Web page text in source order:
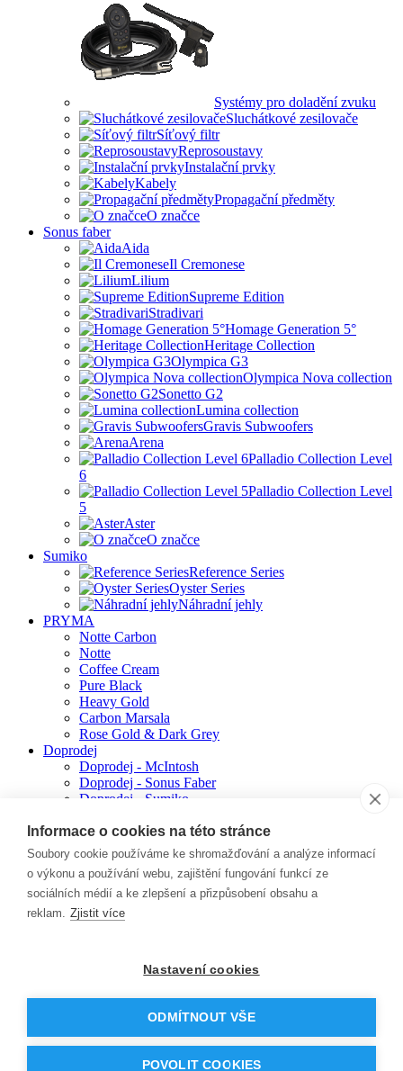
Systémy pro doladění zvuku
Sluchátkové zesilovače
Síťový filtr
Reprosoustavy
Instalační prvky
Kabely
Propagační předměty
O značce
Sonus faber
Aida
Il Cremonese
Lilium
Supreme Edition
Stradivari
Homage Generation 5°
Heritage Collection
Olympica G3
Olympica Nova collection
Sonetto G2
Lumina collection
Gravis Subwoofers
Arena
Palladio Collection Level
6
Palladio Collection Level
5
Aster
O značce
Sumiko
Reference Series
Oyster Series
Náhradní jehly
PRYMA
Notte Carbon
Notte
Coffee Cream
Pure Black
Heavy Gold
Carbon Marsala
Rose Gold & Dark Grey
Doprodej
Doprodej - McIntosh
Doprodej - Sonus Faber
Doprodej - Sumiko
McIntosh - archiv
Sonus Faber - archiv
Sumiko - archiv
Prodejci
Newsletter
Kontakt
Sonetto collection
Všechna práva vyhrazena © 2016 -2026 E. P. Audio s.r.o.
Informace o cookies na této stránce
Soubory cookie používáme ke shromažďování a analýze informací
o výkonu a používání webu, zajištění fungování funkcí ze
sociálních médií a ke zlepšení a přizpůsobení obsahu a
reklam. Zjistit více
Nastavení cookies
ODMÍTNOUT VŠE
POVOLIT COOKIES